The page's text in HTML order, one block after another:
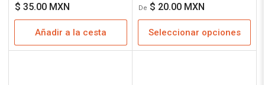
Precio
regular
$ 35.00 MXN
Añadir a la cesta
Precio
regular
De $ 20.00 MXN
Seleccionar opciones